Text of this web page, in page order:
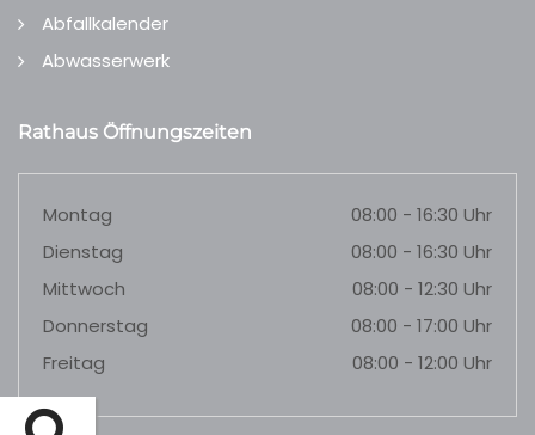
Abfallkalender
Abwasserwerk
Rathaus Öffnungszeiten
Montag
08:00 - 16:30 Uhr
Dienstag
08:00 - 16:30 Uhr
Mittwoch
08:00 - 12:30 Uhr
Donnerstag
08:00 - 17:00 Uhr
Freitag
08:00 - 12:00 Uhr